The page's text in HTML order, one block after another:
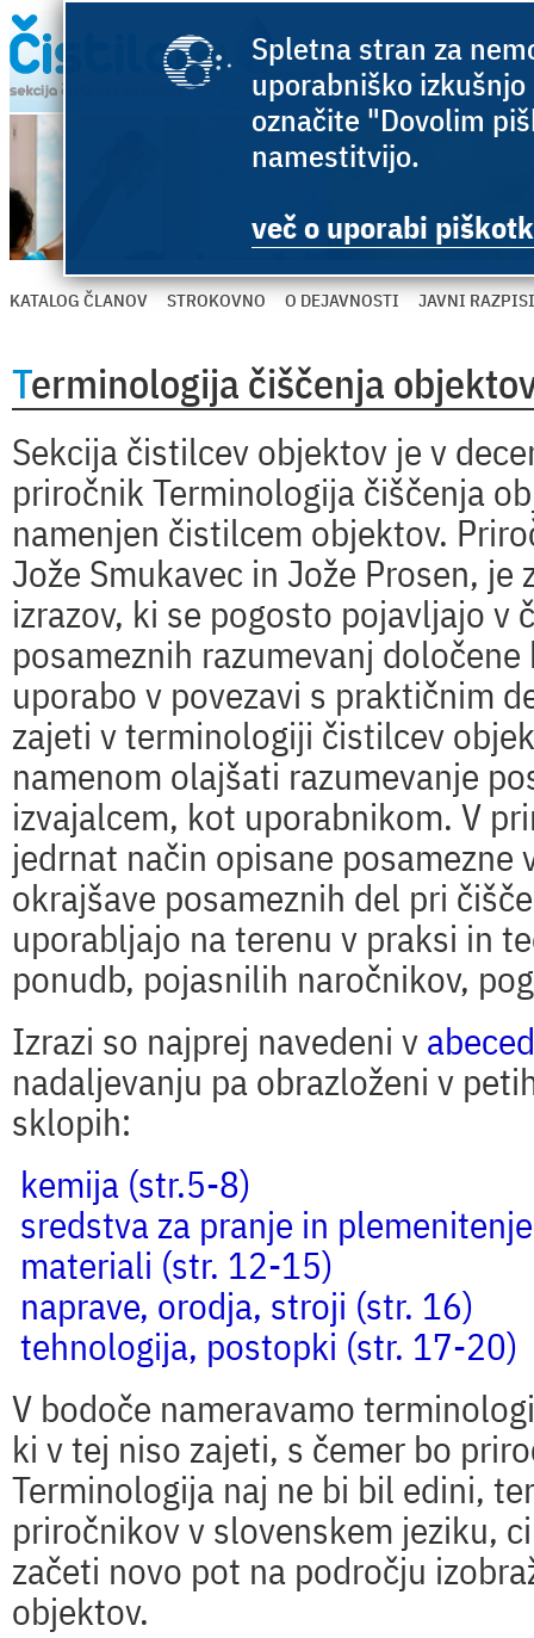
KATALOG ČLANOV STROKOVNO O DEJAVNOSTI JAVNI RAZPISI
Terminologija čiščenja
Sekcija čistilcev objektov je v
priročnikTerminologija čiščenja
namenjen čistilcem objektov.
Jože Smukavec in Jože Prosen, je
izrazov, ki se pogosto pojavljajo v
posameznih razumevanj
uporabo v povezavi s praktičnim
zajeti v terminologiji čistilcev
namenom olajšati razumevanje
izvajalcem, kot uporabnikom. V
jedrnat način opisane posamezne
okrajšave posameznih del pri
uporabljajo na terenu v praksi in
ponudb, pojasnilih naročnikov,
Izrazi so najprej navedeni v
nadaljevanju pa obrazloženi v
sklopih:
kemija (str.5-8)
sredstva za pranje in
materiali (str. 12-15)
naprave, orodja, stroji (str. 16)
tehnologija, postopki (str. 17-20)
V bodoče nameravamo
ki v tej niso zajeti, s čemer bo
Terminologija naj ne bi bil edini,
priročnikov v slovenskem jeziku,
začeti novo pot na področju
objektov.
Spletna stran za
uporabniško
označite "Dovolim
namestitvijo.
več o uporabi